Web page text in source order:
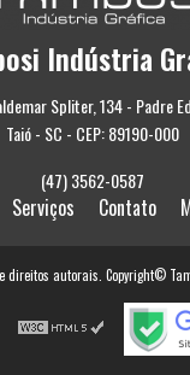
Indústria
Spliter, 134 - Padre
Taió - SC - CEP: 89190-000
(47) 3562-0587
Serviços Contato
autorais. Copyright©